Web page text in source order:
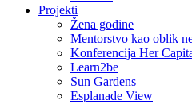
Projekti
Žena godine
Mentorstvo kao oblik
Konferencija Her
Learn2be
Sun Gardens
Esplanade View